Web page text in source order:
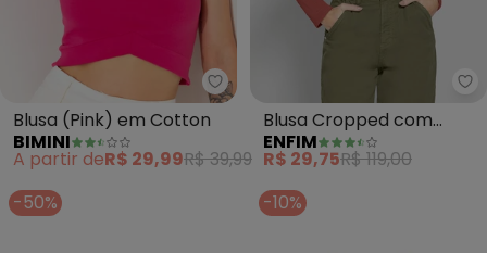
Bimini - Blusa (Pink) em Cotton
Blusa (Pink) em Cotton
BIMINI
A partir deR$ 29,99R$ 39,99
Blusa Cropped com
Torção (Rosa)
ENFIM
R$ 29,75R$ 119,00
-50%
-10%